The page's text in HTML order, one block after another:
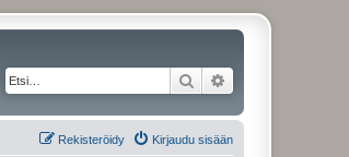
Etsi
Kirjaudu sisään
Rekisteröidy